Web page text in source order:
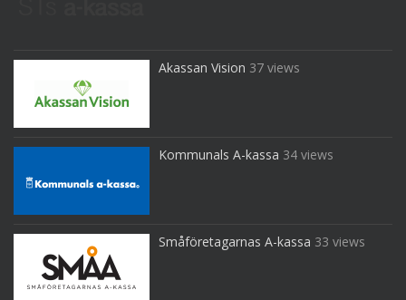
Akassan Vision 37 views
Kommunals A-kassa 34 views
Småföretagarnas A-kassa 33 views